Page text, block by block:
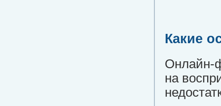
Какие
Онлайн-
на